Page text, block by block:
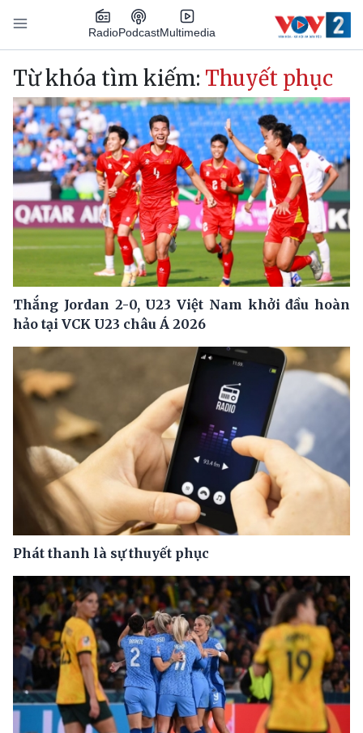
Nhảy đến nội dung
RadioPodcastMultimedia
Main navigation
Từ khóa tìm kiếm: Thuyết phục
Thắng Jordan 2-0, U23 Việt Nam khởi đầu hoàn
hảo tại VCK U23 châu Á 2026
Phát thanh là sự thuyết phục